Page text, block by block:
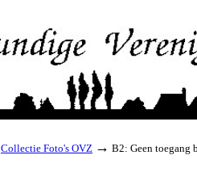
Collectie Foto's OVZ → B2: Geen toegang